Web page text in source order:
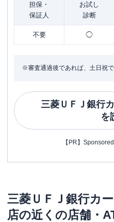
担保・
保証人
お試し
診断
不要 ◯
※審査通過後であれば、土日祝
三菱ＵＦＪ銀行
を
【PR】
三菱ＵＦＪ銀行カ
店の近くの店舗・